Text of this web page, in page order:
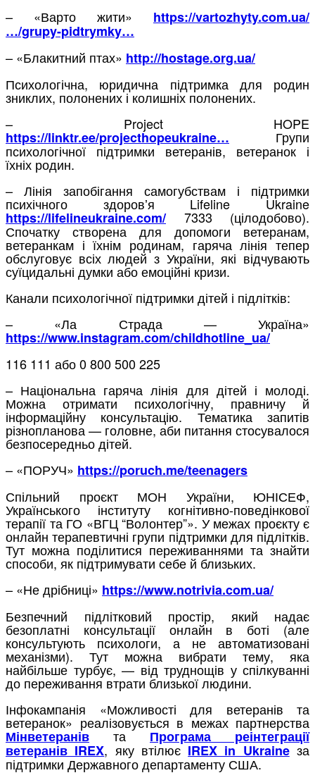
– «Варто жити» https://vartozhyty.com.ua/
…/grupy-pidtrymky…
– «Блакитний птах» http://hostage.org.ua/
Психологічна, юридична підтримка для родин
зниклих, полонених і колишніх полонених.
– Project HOPE
https://linktr.ee/projecthopeukraine… Групи
психологічної підтримки ветеранів, ветеранок і
їхніх родин.
– Лінія запобігання самогубствам і підтримки
психічного здоровʼя Lifeline Ukraine
https://lifelineukraine.com/7333 (цілодобово).
Спочатку створена для допомоги ветеранам,
ветеранкам і їхнім родинам, гаряча лінія тепер
обслуговує всіх людей з України, які відчувають
суїцидальні думки або емоційні кризи.
Канали психологічної підтримки дітей і підлітків:
– «Ла Страда — Україна»
https://www.instagram.com/childhotline_ua/
116 111 або 0 800 500 225
– Національна гаряча лінія для дітей і молоді.
Можна отримати психологічну, правничу й
інформаційну консультацію. Тематика запитів
різнопланова — головне, аби питання стосувалося
безпосередньо дітей.
– «ПОРУЧ» https://poruch.me/teenagers
Спільний проєкт МОН України, ЮНІСЕФ,
Українського інституту когнітивно-поведінкової
терапії та ГО «ВГЦ “Волонтер”». У межах проєкту є
онлайн терапевтичні групи підтримки для підлітків.
Тут можна поділитися переживаннями та знайти
способи, як підтримувати себе й близьких.
– «Не дрібниці» https://www.notrivia.com.ua/
Безпечний підлітковий простір, який надає
безоплатні консультації онлайн в боті (але
консультують психологи, а не автоматизовані
механізми). Тут можна вибрати тему, яка
найбільше турбує, — від труднощів у спілкуванні
до переживання втрати близької людини.
Інфокампанія «Можливості для ветеранів та
ветеранок» реалізовується в межах партнерства
Мінветеранів та Програма реінтеграції
ветеранів IREX, яку втілює IREX in Ukraineза
підтримки Державного департаменту США.